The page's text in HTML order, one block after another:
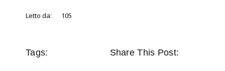
Letto da: 105
Tags: Share This Post: